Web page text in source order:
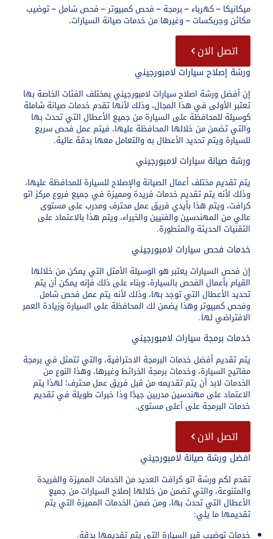
ميكانيكا – كهرباء – برمجة – فحص كمبيوتر – فحص شامل – توضيب
مكائن وجربكسات – وغيرها من خدمات صيانة السيارات.
اتصل الان
ورشة إصلاح سيارات لامبورجيني
إن أفضل ورشة اصلاح سيارات لامبورجيني بمختلف الفئات الخاصة بها
تعتبر الأولى في هذا المجال، وذلك لأنها تقدم خدمات صيانة شاملة
كوسيلة للمحافظة على السيارة من جميع الأعطال التي تحدث بها
والتي تضمن من خلالها المحافظة عليها، فيتم عمل فحص سريع
للسيارة ويتم تحديد الأعطال به والتعامل معها بدقة عالية.
ورشة صيانة سيارات لامبورجيني
يتم تقديم مختلف أعمال الصيانة والإصلاح للسيارة للمحافظة عليها،
وذلك لأنه يتم تقديم خدمات فريدة ومميزة في جميع فروع مركز اتو
كرافت، ويتم هذا بأيدي فريق عمل محترف ومدرب على مستوى
عالي من المهندسين والفنيين والخبراء، ويتم هذا بالاعتماد على
التقنيات الحديثة والمتطورة.
خدمات فحص سيارات لامبورجيني
إن فحص السيارات يعتبر هو الوسيلة الأمثل التي يمكن من خلالها
القيام بأعمال الفحص بالسيارة، وبناء على ذلك فإنه يمكن أن يتم
تحديد الأعطال التي توجد بها، وذلك لأنه يتم عمل فحص شامل
وفحص كمبيوتر وهذا يضمن لك المحافظة على السيارة وزيادة العمر
الافتراضي لها.
خدمات برمجة سيارات لامبورجيني
يتم تقديم أفضل خدمات البرمجة الاحترافية، والتي تتمثل في برمجة
مفاتيح السيارة، وخدمات برمجة الخرائط وغيرها، وهذا النوع من
الخدمات لابد أن يتم تقديمه من قبل فريق عمل محترف؛ لهذا يتم
الاعتماد على مهندسين مدربين جيدًا وذا خبرات طويلة في تقديم
خدمات البرمجة على أعلى مستوى.
اتصل الان
افضل ورشة صيانة لامبورجيني
تقدم لكم ورشة اتو كرافت العديد من الخدمات المميزة والفريدة
والمتنوعة، والتي تضمن من خلالها إصلاح السيارات من جميع
الأعطال التي تحدث بها، ومن ضمن الخدمات المميزة التي يتم
تقديمها ما يلي:
خدمات توضيب قير السيارة التي يتم تقديمها بدقة.